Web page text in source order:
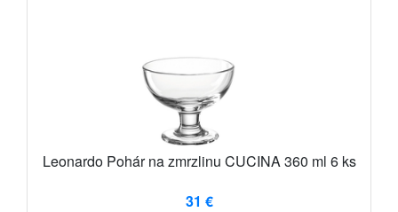
Leonardo Pohár na zmrzlinu CUCINA 360 ml 6 ks
31 €